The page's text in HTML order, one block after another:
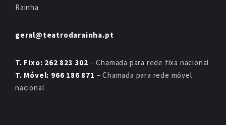
Rainha
geral@teatrodarainha.pt
T. Fixo: 262 823 302 – Chamada para rede fixa nacional
T. Móvel: 966 186 871 – Chamada para rede móvel
nacional